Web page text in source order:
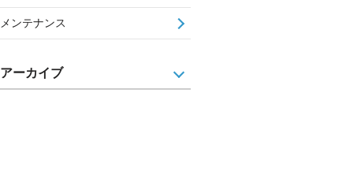
メンテナンス
アーカイブ